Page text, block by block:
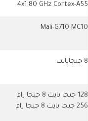
4x1.80 GHz Cortex-A55
Mali-G710 MC10
8 جيجابايت
128 جيجا بايت 8 جيجا رام
256 جيجا بايت 8 جيجا رام